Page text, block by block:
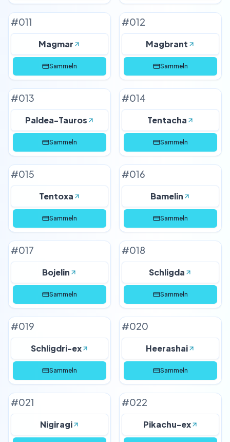
#011
Magmar
Sammeln
#012
Magbrant
Sammeln
#013
Paldea-Tauros
Sammeln
#014
Tentacha
Sammeln
#015
Tentoxa
Sammeln
#016
Bamelin
Sammeln
#017
Bojelin
Sammeln
#018
Schligda
Sammeln
#019
Schligdri-ex
Sammeln
#020
Heerashai
Sammeln
#021
Nigiragi
#022
Pikachu-ex